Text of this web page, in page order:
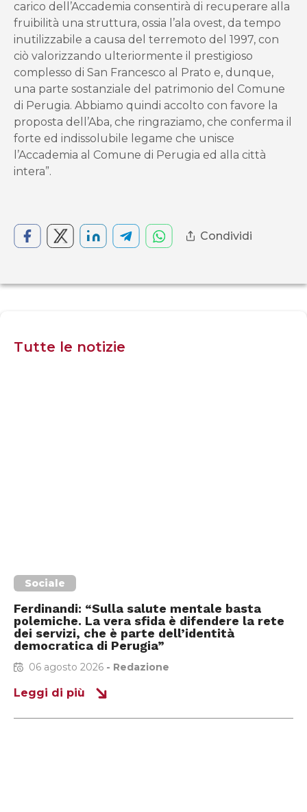
carico dell’Accademia consentirà di recuperare alla
fruibilità una struttura, ossia l’ala ovest, da tempo
inutilizzabile a causa del terremoto del 1997, con
ciò valorizzando ulteriormente il prestigioso
complesso di San Francesco al Prato e, dunque,
una parte sostanziale del patrimonio del Comune
di Perugia. Abbiamo quindi accolto con favore la
proposta dell’Aba, che ringraziamo, che conferma il
forte ed indissolubile legame che unisce
l’Accademia al Comune di Perugia ed alla città
intera”.
Condividi
Tutte le notizie
Sociale
Ferdinandi: “Sulla salute mentale basta
polemiche. La vera sfida è difendere la rete
dei servizi, che è parte dell’identità
democratica di Perugia”
06 agosto 2026 - Redazione
Leggi di più